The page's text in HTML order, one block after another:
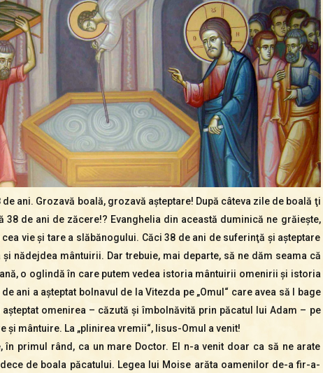
a
mări
sau
micșora
volumul.
ani. Grozavă boală, grozavă aşteptare! După câteva zile de boală ţi
38 de ani de zăcere!? Evanghelia din această duminică ne grăieşte,
vie şi tare a slăbănogului. Căci 38 de ani de suferinţă şi aşteptare
nădejdea mântuirii. Dar trebuie, mai departe, să ne dăm seama că
o oglindă în care putem vedea istoria mântuirii omenirii şi istoria
ani a aşteptat bolnavul de la Vitezda pe „Omul“ care avea să l bage
omenirea – căzută şi îmbolnăvită prin păcatul lui Adam – pe
şi mântuire. La „plinirea vremii“, Iisus-Omul a venit!
în primul rând, ca un mare Doctor. El n-a venit doar ca să ne arate
de boala păcatului. Legea lui Moise arăta oamenilor de-a fir-a-